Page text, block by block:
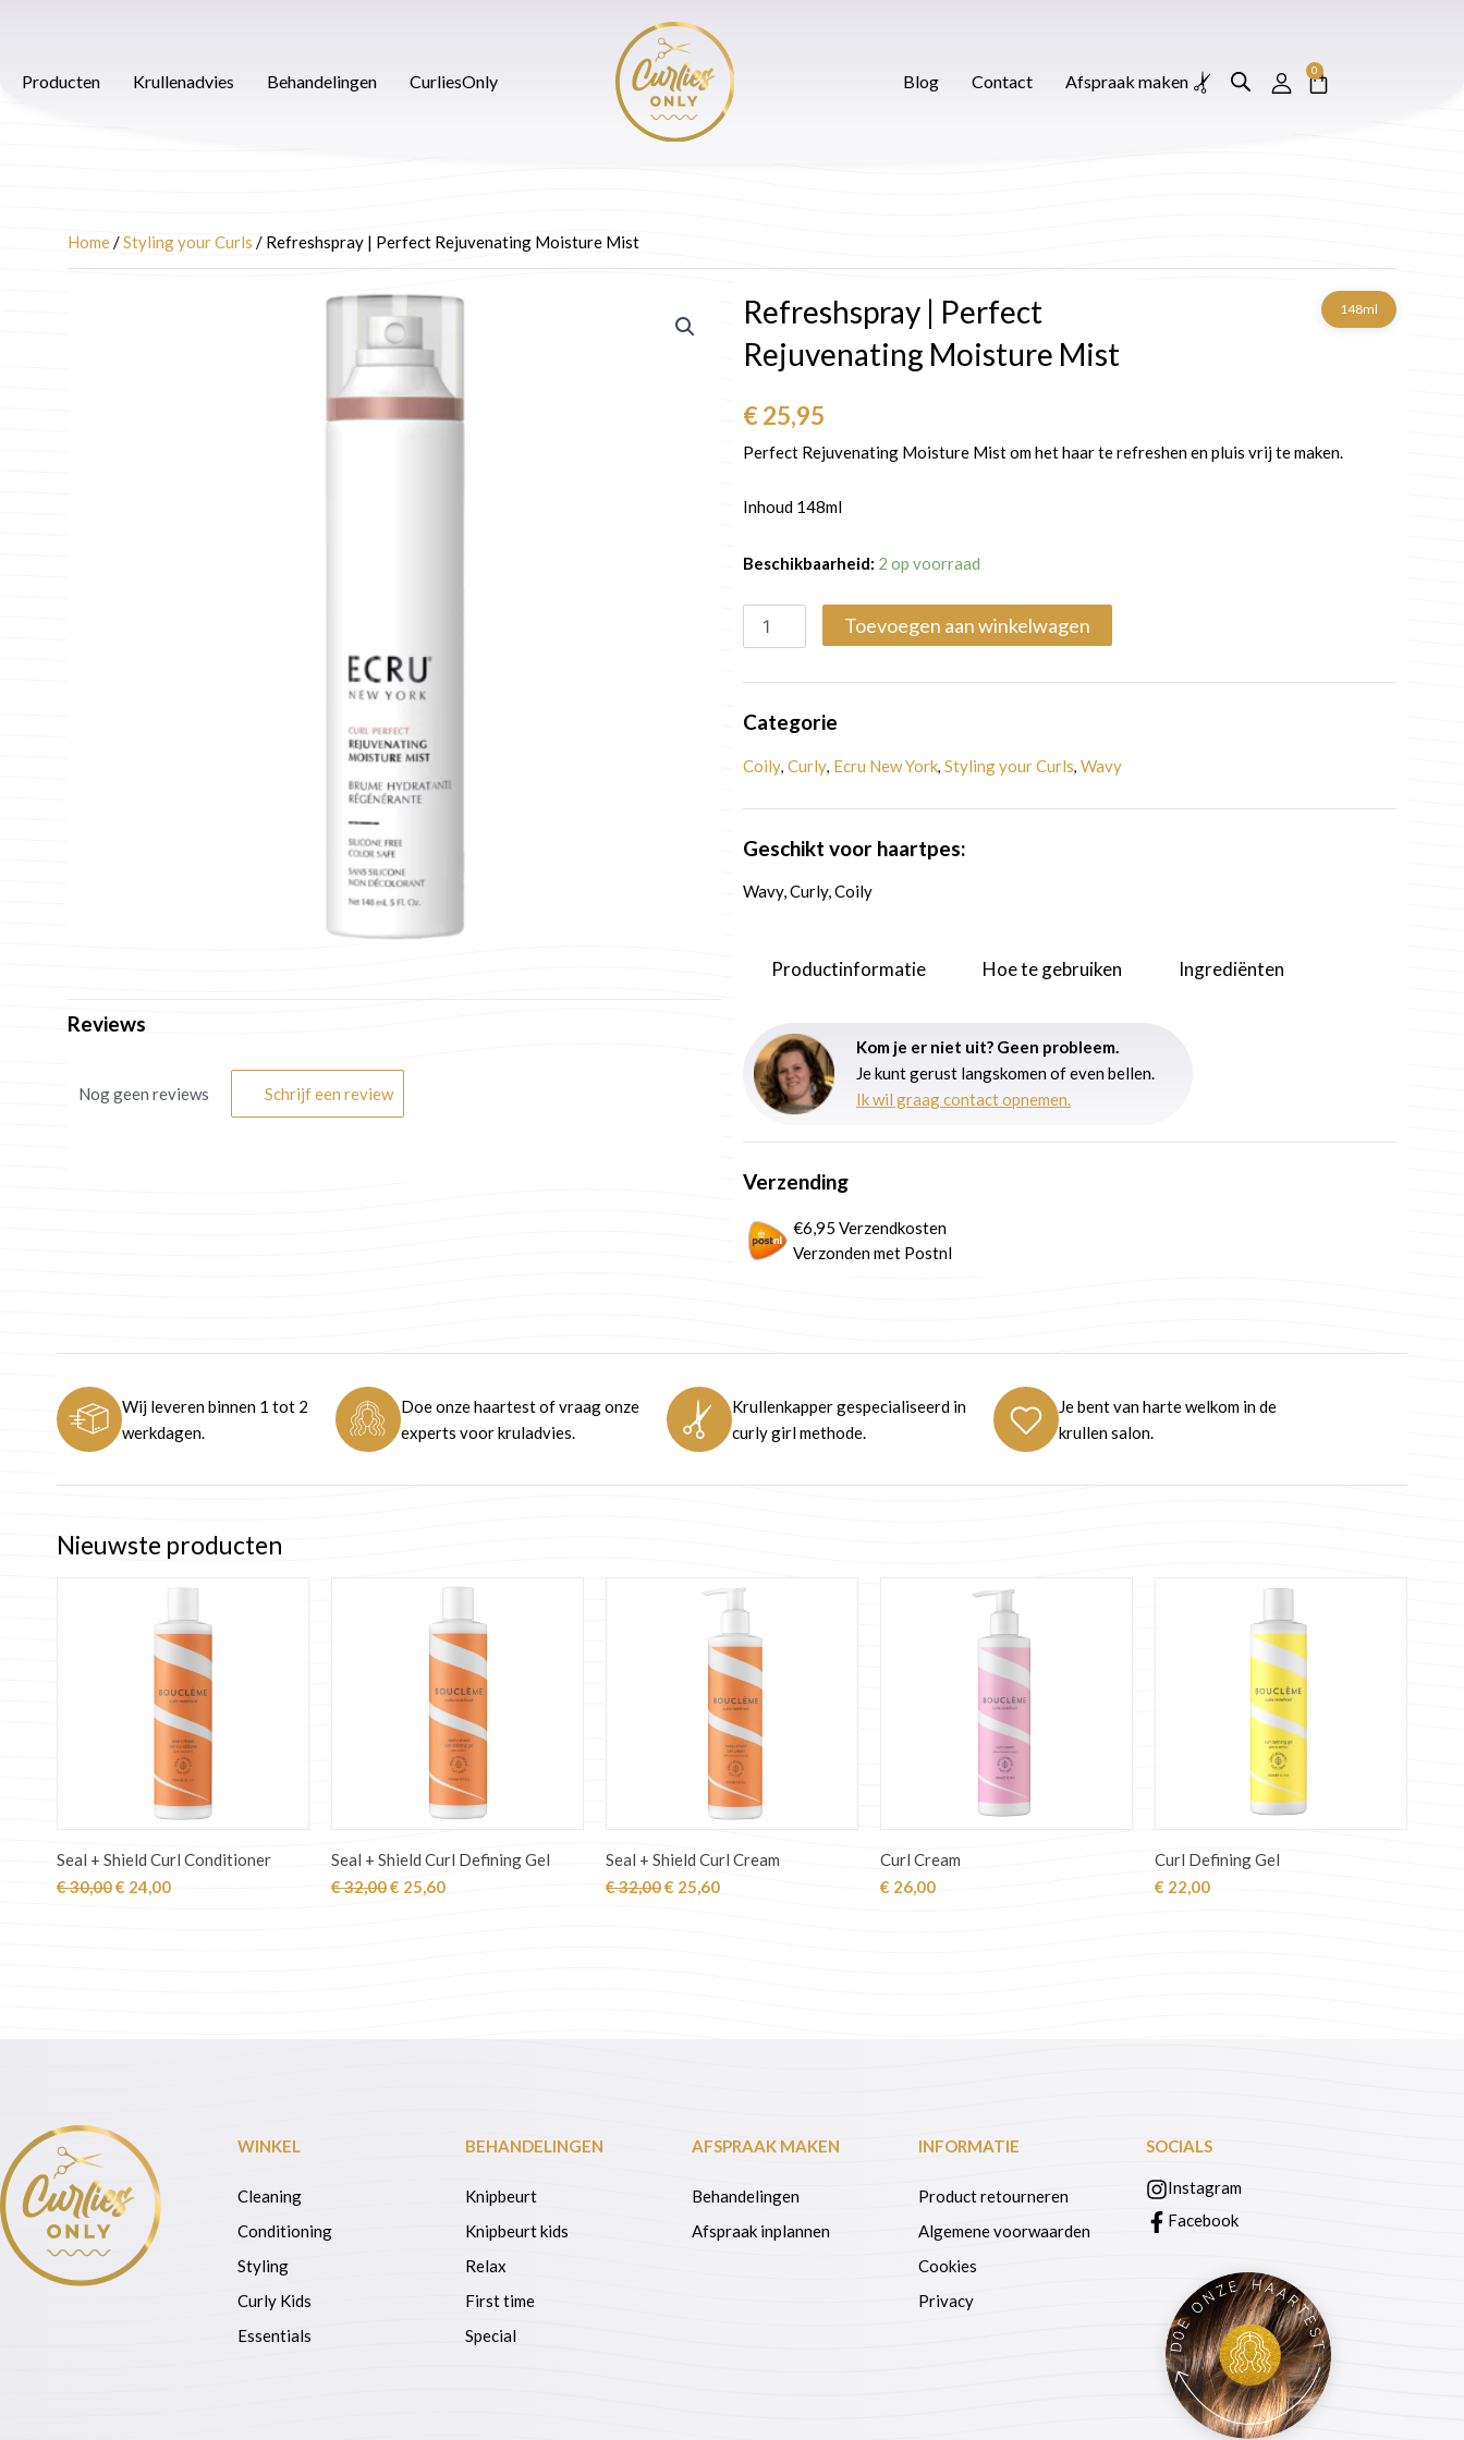
inhoud
CurliesOnly Blog
Producten Krullenadvies Behandelingen CurliesOnly Blog Contact Afspraak maken
0
Winkelwagen
Home /Styling your Curls / Refreshspray | Perfect Rejuvenating Moisture Mist
Reviews
Nog geen reviews Schrijf een review
Refreshspray | Perfect
Rejuvenating Moisture Mist
148ml
€25,95
Perfect Rejuvenating Moisture Mist om het haar te refreshen en pluis vrij te maken.
Inhoud 148ml
Beschikbaarheid: 2 op voorraad
Refreshspray
Perfect
Rejuvenating
Moisture
Toevoegen aan winkelwagen
Categorie
Coily, Curly, Ecru New York, Styling your Curls, Wavy
Geschikt voor haartpes:
Wavy, Curly, Coily
Productinformatie Hoe te gebruiken Ingrediënten
Kom je er niet uit? Geen probleem.
Je kunt gerust langskomen of even bellen.
Ik wil graag contact opnemen.
Verzending
€6,95 Verzendkosten
Verzonden met Postnl
Wij leveren binnen 1 tot 2
werkdagen.
Doe onze haartest of vraag onze
experts voor kruladvies.
Krullenkapper gespecialiseerd in
curly girl methode.
Je bent van harte welkom in de
krullen salon.
Nieuwste producten
Seal + Shield Curl Conditioner
€30,00Oorspronkelijke
€ 24,00Huidige
Seal + Shield Curl Defining Gel
€32,00Oorspronkelijke
€ 25,60Huidige
Seal + Shield Curl Cream
€32,00Oorspronkelijke
€ 25,60Huidige
Curl Cream
€ 26,00
Curl Defining Gel
€ 22,00
WINKEL
Cleaning
Conditioning
Styling
Curly Kids
Essentials
BEHANDELINGEN
Knipbeurt
Knipbeurt kids
Relax
First time
Special
AFSPRAAK MAKEN
Behandelingen
Afspraak inplannen
INFORMATIE
Product retourneren
Algemene voorwaarden
Cookies
Privacy
SOCIALS
Instagram
Facebook